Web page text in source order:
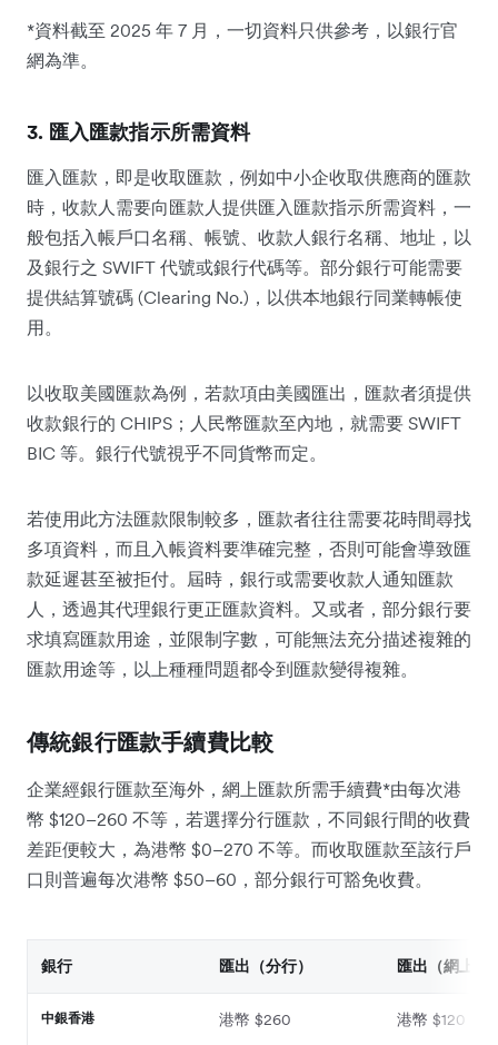
*資料截至 2025 年 7 月，一切資料只供參考，以銀行官
網為準。
3. 匯入匯款指示所需資料
匯入匯款，即是收取匯款，例如中小企收取供應商的匯款
時，收款人需要向匯款人提供匯入匯款指示所需資料，一
般包括入帳戶口名稱、帳號、收款人銀行名稱、地址，以
及銀行之 SWIFT 代號或銀行代碼等。部分銀行可能需要
提供結算號碼 (Clearing No.)，以供本地銀行同業轉帳使
用。
以收取美國匯款為例，若款項由美國匯出，匯款者須提供
收款銀行的 CHIPS；人民幣匯款至內地，就需要 SWIFT
BIC 等。銀行代號視乎不同貨幣而定。
若使用此方法匯款限制較多，匯款者往往需要花時間尋找
多項資料，而且入帳資料要準確完整，否則可能會導致匯
款延遲甚至被拒付。屆時，銀行或需要收款人通知匯款
人，透過其代理銀行更正匯款資料。又或者，部分銀行要
求填寫匯款用途，並限制字數，可能無法充分描述複雜的
匯款用途等，以上種種問題都令到匯款變得複雜。
傳統銀行匯款手續費比較
企業經銀行匯款至海外，網上匯款所需手續費*由每次港
幣 $120–260 不等，若選擇分行匯款，不同銀行間的收費
差距便較大，為港幣 $0–270 不等。而收取匯款至該行戶
口則普遍每次港幣 $50–60，部分銀行可豁免收費。
銀行 匯出（分行） 匯出（網上）
中銀香港 港幣 $260 港幣 $120